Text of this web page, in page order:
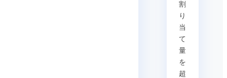
割
り
当
て
量
を
超